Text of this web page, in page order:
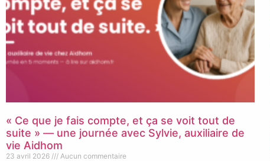
« Ce que je fais compte, et ça se voit tout de
suite » — une journée avec Sylvie, auxiliaire de
vie Aidhom
23 avril 2026 Aucun commentaire